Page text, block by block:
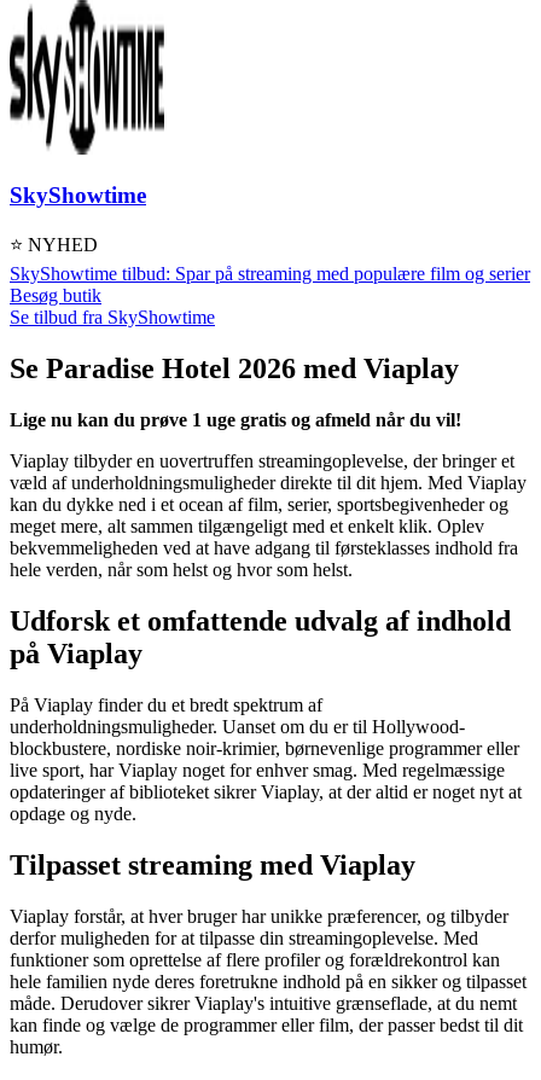
SkyShowtime
⭐ NYHED
SkyShowtime tilbud: Spar på streaming med populære film og serier
Besøg butik
Se tilbud fra SkyShowtime
Se Paradise Hotel 2026 med Viaplay
Lige nu kan du prøve 1 uge gratis og afmeld når du vil!
Viaplay tilbyder en uovertruffen streamingoplevelse, der bringer et
væld af underholdningsmuligheder direkte til dit hjem. Med Viaplay
kan du dykke ned i et ocean af film, serier, sportsbegivenheder og
meget mere, alt sammen tilgængeligt med et enkelt klik. Oplev
bekvemmeligheden ved at have adgang til førsteklasses indhold fra
hele verden, når som helst og hvor som helst.
Udforsk et omfattende udvalg af indhold
på Viaplay
På Viaplay finder du et bredt spektrum af
underholdningsmuligheder. Uanset om du er til Hollywood-
blockbustere, nordiske noir-krimier, børnevenlige programmer eller
live sport, har Viaplay noget for enhver smag. Med regelmæssige
opdateringer af biblioteket sikrer Viaplay, at der altid er noget nyt at
opdage og nyde.
Tilpasset streaming med Viaplay
Viaplay forstår, at hver bruger har unikke præferencer, og tilbyder
derfor muligheden for at tilpasse din streamingoplevelse. Med
funktioner som oprettelse af flere profiler og forældrekontrol kan
hele familien nyde deres foretrukne indhold på en sikker og tilpasset
måde. Derudover sikrer Viaplay's intuitive grænseflade, at du nemt
kan finde og vælge de programmer eller film, der passer bedst til dit
humør.